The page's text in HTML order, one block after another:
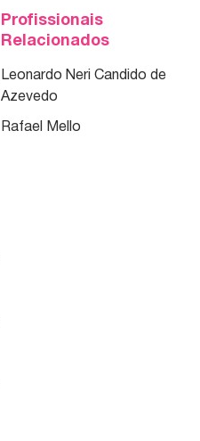
Profissionais
Relacionados
Leonardo Neri Candido de
Azevedo
Rafael Mello